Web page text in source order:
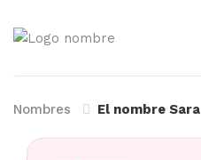
Nombres El nombre Sara